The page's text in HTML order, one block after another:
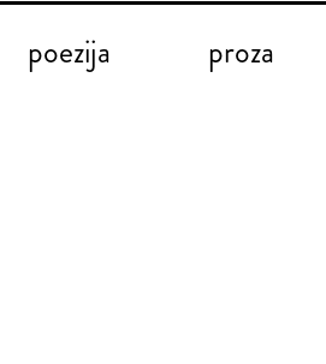
poezija proza